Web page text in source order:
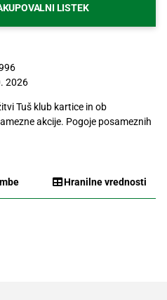
LISTEK
2026
Tuš klub kartice in ob
akcije. Pogoje posameznih
Hranilne vrednosti